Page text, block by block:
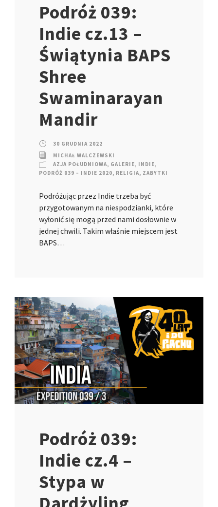
Podróż 039:
Indie cz.13 –
Świątynia BAPS
Shree
Swaminarayan
Mandir
30 GRUDNIA 2022
MICHAŁ WALCZEWSKI
AZJA POŁUDNIOWA, GALERIE, INDIE,
PODRÓŻ 039 – INDIE 2020, RELIGIA, ZABYTKI
Podróżując przez Indie trzeba być
przygotowanym na niespodzianki, które
wyłonić się mogą przed nami dosłownie w
jednej chwili. Takim właśnie miejscem jest
BAPS…
Podróż 039:
Indie cz.4 –
Stypa w